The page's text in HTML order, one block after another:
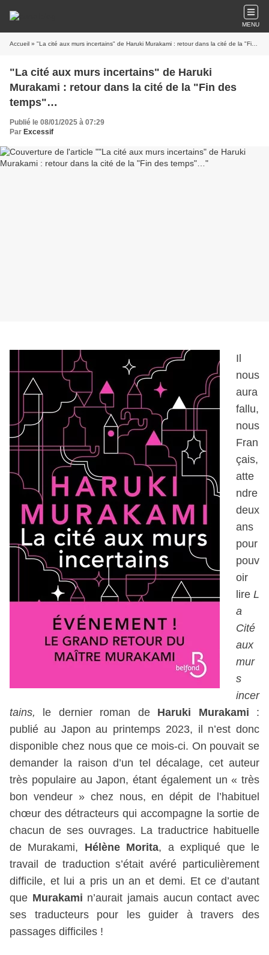
MENU
Accueil » "La cité aux murs incertains" de Haruki Murakami : retour dans la cité de la "Fin des temps"…
"La cité aux murs incertains" de Haruki
Murakami : retour dans la cité de la "Fin des
temps"…
Publié le 08/01/2025 à 07:29
Par Excessif
Il
nous
aura
fallu,
nous
Fran
çais,
atte
ndre
deux
ans
pour
pouv
oir
lire L
a
Cité
aux
mur
s
incer
tains, le dernier roman de Haruki Murakami :
publié au Japon au printemps 2023, il n’est donc
disponible chez nous que ce mois-ci. On pouvait se
demander la raison d’un tel décalage, cet auteur
très populaire au Japon, étant également un « très
bon vendeur » chez nous, en dépit de l’habituel
chœur des détracteurs qui accompagne la sortie de
chacun de ses ouvrages. La traductrice habituelle
de Murakami, Hélène Morita, a expliqué que le
travail de traduction s’était avéré particulièrement
difficile, et lui a pris un an et demi. Et ce d’autant
que Murakami n’aurait jamais aucun contact avec
ses traducteurs pour les guider à travers des
passages difficiles !